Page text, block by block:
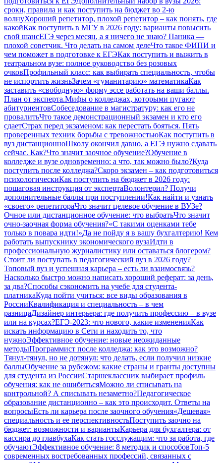
сроки, правила и как поступить на бюджет во 2‑ю
волнуХороший репетитор, плохой репетитор – как понять, где
какойКак поступить в МГУ в 2026 году: варианты повысить
свой шансЕГЭ через месяц, а я ничего не знаю? Паника —
плохой советчик. Что делать на самом делеЧто такое ФИПИ и
чем поможет в подготовке к ЕГЭКак поступить и выжить в
театральном вузе: полное руководство без розовых
очковПрофильный класс: как выбирать специальность, чтобы
не испортить жизньЗачем «гуманитарию» математикаКак
заставить «свободную» форму эссе работать на ваши баллы.
План от эксперта.Мифы о колледжах, которыми пугают
абитуриентовСобеседование в магистратуру: как его не
провалитьЧто такое демонстрационный экзамен и кто его
сдаетСтрах перед экзаменом: как перестать бояться. Пять
проверенных техник борьбы с тревожностьюКак поступить в
вуз дистанционноШколу окончил давно, а ЕГЭ нужно сдавать
сейчас. Как?Что значит заочное обучение?Обучение в
колледже и вузе одновременно: а что, так можно было?Куда
поступить после колледжа?Скоро экзамен – как подготовиться
психологическиКак поступить на бюджет в 2026 году:
пошаговая инструкция от экспертаВолонтерил? Получи
дополнительные баллы при поступлении!Как найти и узнать
«своего» репетитораЧто значит целевое обучение в ВУЗе?
Очное или дистанционное обучение: что выбратьЧто значит
очно-заочная форма обучения?«С такими оценками тебе
только в повара идти!»Да не пойду я в вашу бухгалтерию! Кем
работать выпускнику экономического вузаИдти в
профессиональную журналистику или оставаться блогером?
Стоит ли поступать в педагогический вуз в 2026 году?
Топовый вуз и успешная карьера – есть ли взаимосвязь?
Насколько быстро можно написать хороший реферат: за день,
за два?Способы сэкономить на учебе для студента-
платникаКуда пойти учиться: все виды образования в
РоссииКвалификация и специальность – в чем
разницаДизайнер интерьера: где получить профессию – в вузе
или на курсах?ЕГЭ-2023: что нового, какие измененияКак
искать информацию в Сети и находить то, что
нужноЭффективное обучение: новые неожиданные
методыПрограммист после колледжа: как это возможно?
Тянул-тянул, но не дотянул: что делать, если получил низкие
баллыОбучение за рубежом: какие страны и гранты доступны
для студента из РоссииСтаршеклассник выбирает профиль
обучения: как не ошибитьсяМожно ли списывать на
контрольной? А списывать незаметно?Педагогическое
образование дистанционно – как это происходит. Ответы на
вопросыЕсть ли карьера после заочного обучения«Дешевая»
специальность и ее перспективностьПоступить заочно на
бюджет: возможности и вариантыКарьера для бухгалтера: от
кассира до главбухаКак стать госслужащим: что за работа, где
обучаютЭффективное обучение: 8 методик и способовТоп-5
современных востребованных профессий, связанных с